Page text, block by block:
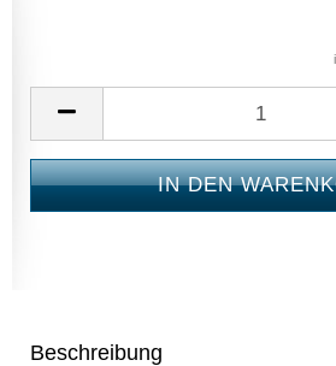
Beschreibung